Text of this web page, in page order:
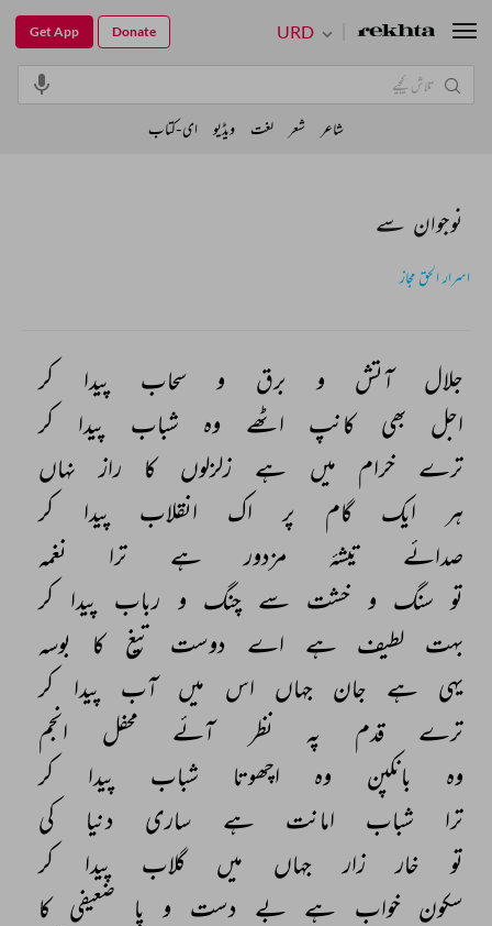
نوجوان سے
اسرار الحق مجاز
جلال آتش و برق و سحاب پیدا
کر
اجل
بھی کانپ اٹھے وہ شباب پیدا
کر
ترے
خرام میں ہے زلزلوں کا راز
نہاں
ہر
ایک گام پر اک انقلاب پیدا
کر
صدائے
تیشۂ مزدور ہے ترا
نغمہ
تو سنگ و خشت سے چنگ و رباب پیدا کر
بہت
لطیف ہے اے دوست تیغ کا
بوسہ
یہی
ہے جان جہاں اس میں آب پیدا
کر
ترے
قدم پہ نظر آئے محفل
انجم
وہ
بانکپن وہ اچھوتا شباب پیدا
کر
ترا
شباب امانت ہے ساری دنیا
کی
تو
خار زار جہاں میں گلاب پیدا
کر
سکون خواب ہے بے دست و پا ضعیفی کا
URD
Get App Donate
شاعر شعر لغت ویڈیو ای-کتاب